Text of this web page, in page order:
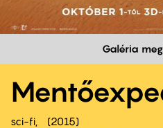
Galéria
sci-fi
2015